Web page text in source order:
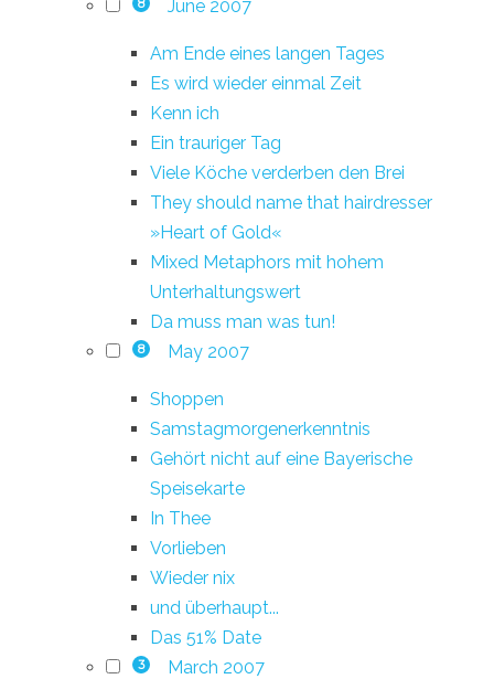
8 June 2007
Am Ende eines langen Tages
Es wird wieder einmal Zeit
Kenn ich
Ein trauriger Tag
Viele Köche verderben den Brei
They should name that hairdresser
»Heart of Gold«
Mixed Metaphors mit hohem
Unterhaltungswert
Da muss man was tun!
8 May 2007
Shoppen
Samstagmorgenerkenntnis
Gehört nicht auf eine Bayerische
Speisekarte
In Thee
Vorlieben
Wieder nix
und überhaupt...
Das 51% Date
3 March 2007